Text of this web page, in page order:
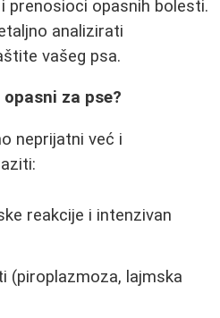
prenosioci opasnih bolesti.
analizirati
vašeg psa.
za pse?
neprijatni već i
reakcije i intenzivan
(piroplazmoza, lajmska